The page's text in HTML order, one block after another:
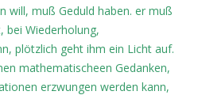
will, muß Geduld haben. er muß
bei Wiederholung,
plötzlich geht ihm ein Licht auf.
mathematischeen Gedanken,
erzwungen werden kann,